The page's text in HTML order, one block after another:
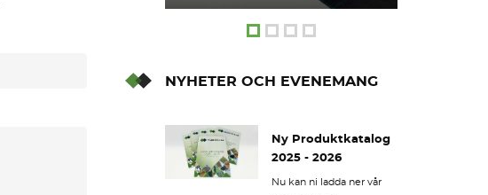
NYHETER OCH EVENEMANG
Ny Produktkatalog
2025 - 2026
Nu kan ni ladda ner vår